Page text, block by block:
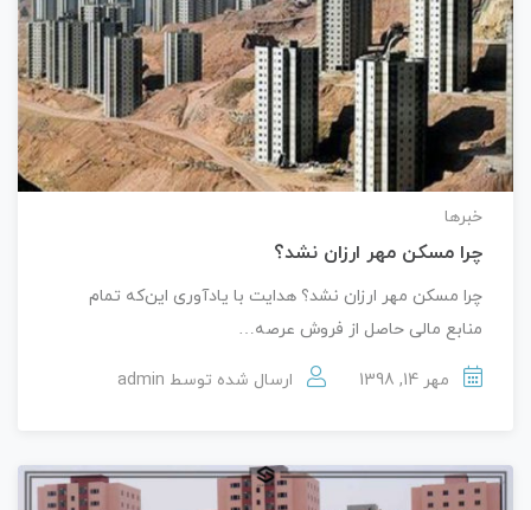
خبرها
چرا مسکن مهر ارزان نشد؟
چرا مسکن مهر ارزان نشد؟ هدایت با یادآوری این‌که تمام
منابع مالی حاصل از فروش عرصه…
مهر 14, 1398 ارسال شده توسط admin